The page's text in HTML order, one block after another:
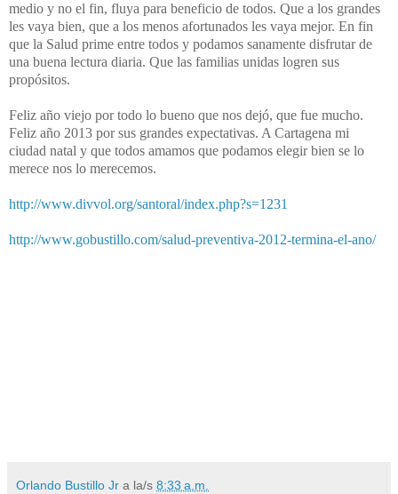
medio y no el fin, fluya para beneficio de todos. Que a los grandes
les vaya bien, que a los menos afortunados les vaya mejor. En fin
que la Salud prime entre todos y podamos sanamente disfrutar de
una buena lectura diaria. Que las familias unidas logren sus
propósitos.
Feliz año viejo por todo lo bueno que nos dejó, que fue mucho.
Feliz año 2013 por sus grandes expectativas. A Cartagena mi
ciudad natal y que todos amamos que podamos elegir bien se lo
merece nos lo merecemos.
http://www.divvol.org/santoral/index.php?s=1231
http://www.gobustillo.com/salud-preventiva-2012-termina-el-ano/
Orlando Bustillo Jr a la/s 8:33 a.m.